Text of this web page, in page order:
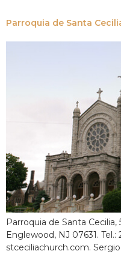
Parroquia de Santa
Parroquia de Santa
Englewood, NJ 07631. Tel.:
stceciliachurch.com.